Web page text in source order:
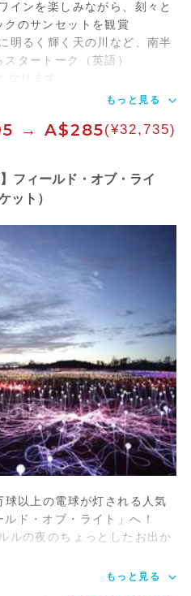
インを楽しみながら、刻々と
のサンセットを観賞
明るく輝く天の川など、南半
タートーク（英語）
ります。
もっと見る
→ A$285(¥32,735)
フィールド・オブ・ライ
ット）
以上の電球が灯される人気
ド・オブ・ライト」へ！
ルの夜のちょっとしたお出か
もっと見る